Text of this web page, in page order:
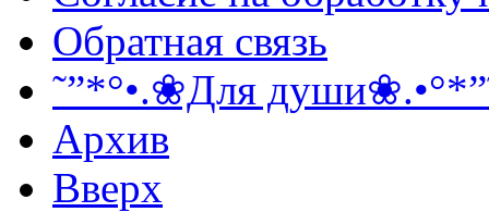
Обратная связь
˜”*°•.❀Для
Архив
Вверх